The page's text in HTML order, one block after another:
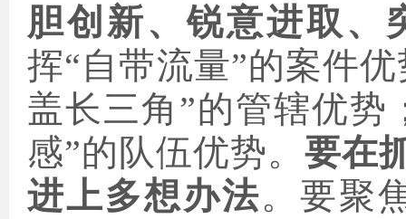
胆创新、锐意进取、
挥“自带流量”的案件
盖长三角”的管辖优势
感”的队伍优势。 要在
进上多想办法。要聚